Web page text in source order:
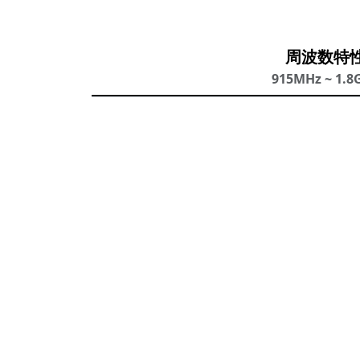
周波数特
915MHz ~